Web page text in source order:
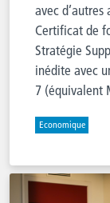
avec d’autres
Certificat de
Stratégie
inédite avec
7 (équivalent
Economique